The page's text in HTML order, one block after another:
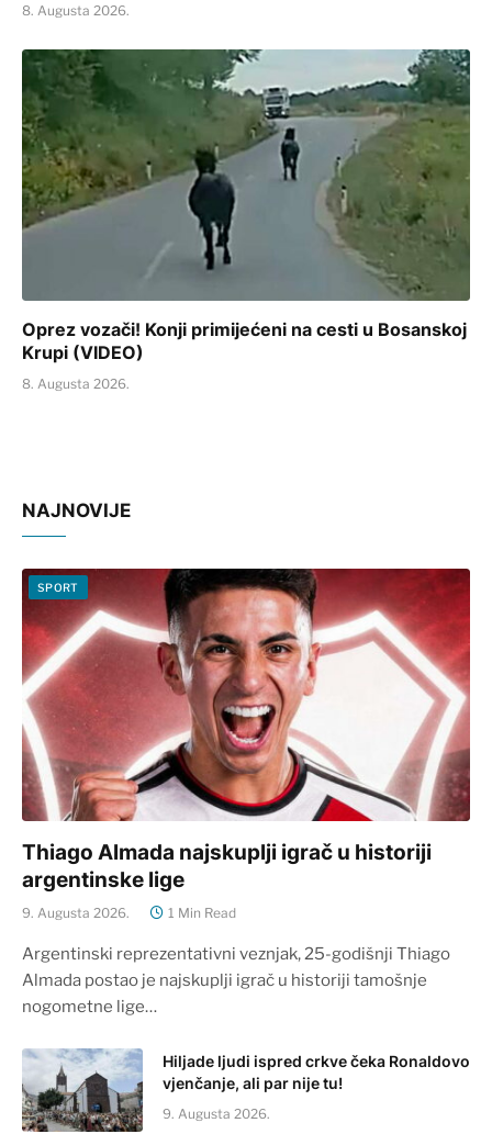
8. Augusta 2026.
Oprez vozači! Konji primijećeni na cesti u Bosanskoj
Krupi (VIDEO)
8. Augusta 2026.
NAJNOVIJE
SPORT
Thiago Almada najskuplji igrač u historiji
argentinske lige
9. Augusta 2026. 1 Min Read
Argentinski reprezentativni veznjak, 25-godišnji Thiago
Almada postao je najskuplji igrač u historiji tamošnje
nogometne lige…
Hiljade ljudi ispred crkve čeka Ronaldovo
vjenčanje, ali par nije tu!
9. Augusta 2026.